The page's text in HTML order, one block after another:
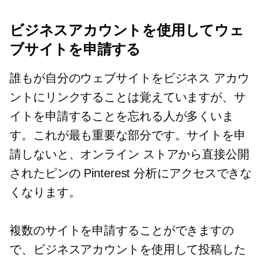
ビジネスアカウントを使用してウェ
ブサイトを申請する
誰もが自分のウェブサイトをビジネス アカウ
ントにリンクすることは覚えていますが、サ
イトを申請することを忘れる人が多くいま
す。これが最も重要な部分です。サイトを申
請しないと、オンライン ストアから直接公開
されたピンの Pinterest 分析にアクセスできな
くなります。
複数のサイトを申請することができますの
で、ビジネスアカウントを使用して投稿した